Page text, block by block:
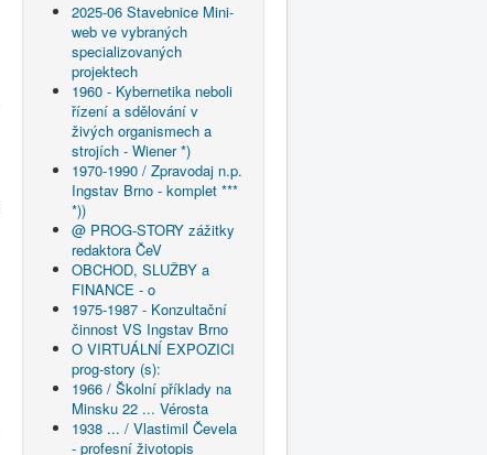
2025-06 Stavebnice Mini-
web ve vybraných
specializovaných
projektech
1960 - Kybernetika neboli
řízení a sdělování v
živých organismech a
strojích - Wiener *)
1970-1990 / Zpravodaj n.p.
Ingstav Brno - komplet ***
*))
@ PROG-STORY zážitky
redaktora ČeV
OBCHOD, SLUŽBY a
FINANCE - o
1975-1987 - Konzultační
činnost VS Ingstav Brno
O VIRTUÁLNÍ EXPOZICI
prog-story (s):
1966 / Školní příklady na
Minsku 22 ... Vérosta
1938 ... / Vlastimil Čevela
- profesní životopis